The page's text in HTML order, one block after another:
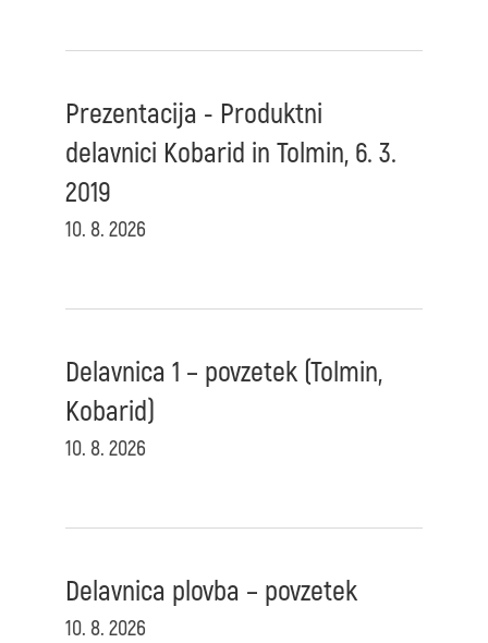
Prezentacija - Produktni
delavnici Kobarid in Tolmin, 6. 3.
2019
10. 8. 2026
Delavnica 1 – povzetek (Tolmin,
Kobarid)
10. 8. 2026
Delavnica plovba – povzetek
10. 8. 2026